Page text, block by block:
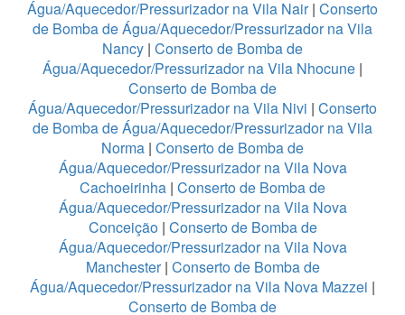
Água/Aquecedor/Pressurizador na Vila Nair| Conserto
de Bomba de Água/Aquecedor/Pressurizador na Vila
Nancy | Conserto de Bomba de
Água/Aquecedor/Pressurizador na Vila Nhocune |
Conserto de Bomba de
Água/Aquecedor/Pressurizador na Vila Nivi | Conserto
de Bomba de Água/Aquecedor/Pressurizador na Vila
Norma | Conserto de Bomba de
Água/Aquecedor/Pressurizador na Vila Nova
Cachoeirinha | Conserto de Bomba de
Água/Aquecedor/Pressurizador na Vila Nova
Conceição| Conserto de Bomba de
Água/Aquecedor/Pressurizador na Vila Nova
Manchester| Conserto de Bomba de
Água/Aquecedor/Pressurizador na Vila Nova Mazzei |
Conserto de Bomba de